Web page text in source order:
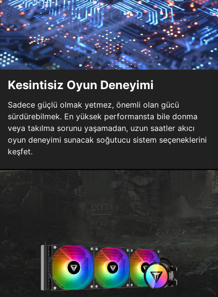
Kesintisiz Oyun Deneyimi
Sadece güçlü olmak yetmez, önemli olan gücü
sürdürebilmek. En yüksek performansta bile donma
veya takılma sorunu yaşamadan, uzun saatler akıcı
oyun deneyimi sunacak soğutucu sistem seçeneklerini
keşfet.